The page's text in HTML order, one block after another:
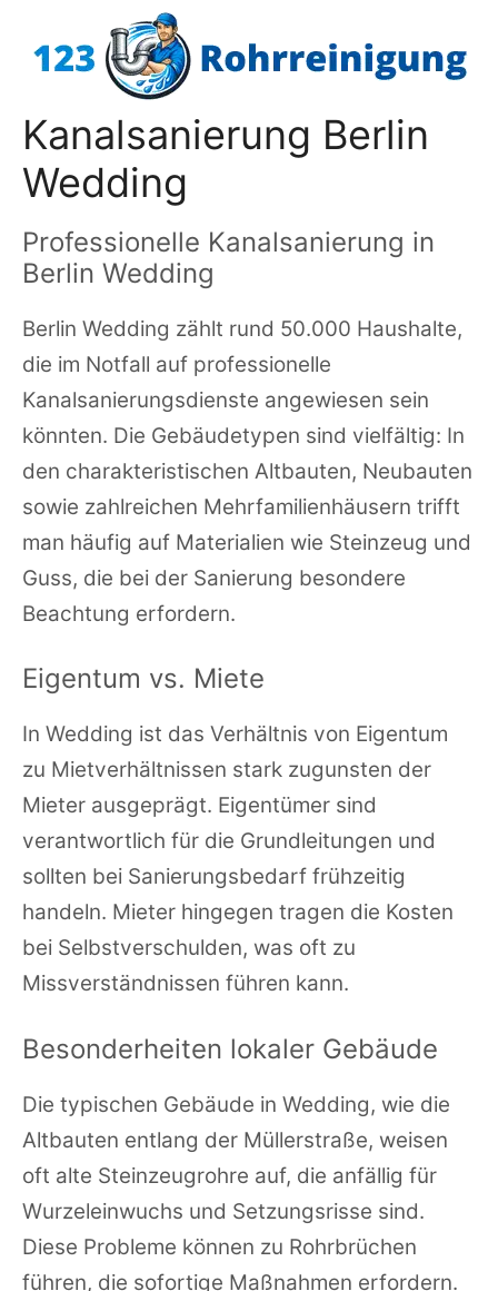
Inhalt
Kanalsanierung Berlin
Wedding
Professionelle Kanalsanierung in
Berlin Wedding
Berlin Wedding zählt rund 50.000 Haushalte,
die im Notfall auf professionelle
Kanalsanierungsdienste angewiesen sein
könnten. Die Gebäudetypen sind vielfältig: In
den charakteristischen Altbauten, Neubauten
sowie zahlreichen Mehrfamilienhäusern trifft
man häufig auf Materialien wie Steinzeug und
Guss, die bei der Sanierung besondere
Beachtung erfordern.
Eigentum vs. Miete
In Wedding ist das Verhältnis von Eigentum
zu Mietverhältnissen stark zugunsten der
Mieter ausgeprägt. Eigentümer sind
verantwortlich für die Grundleitungen und
sollten bei Sanierungsbedarf frühzeitig
handeln. Mieter hingegen tragen die Kosten
bei Selbstverschulden, was oft zu
Missverständnissen führen kann.
Besonderheiten lokaler Gebäude
Die typischen Gebäude in Wedding, wie die
Altbauten entlang der Müllerstraße, weisen
oft alte Steinzeugrohre auf, die anfällig für
Wurzeleinwuchs und Setzungsrisse sind.
Diese Probleme können zu Rohrbrüchen
führen, die sofortige Maßnahmen erfordern.